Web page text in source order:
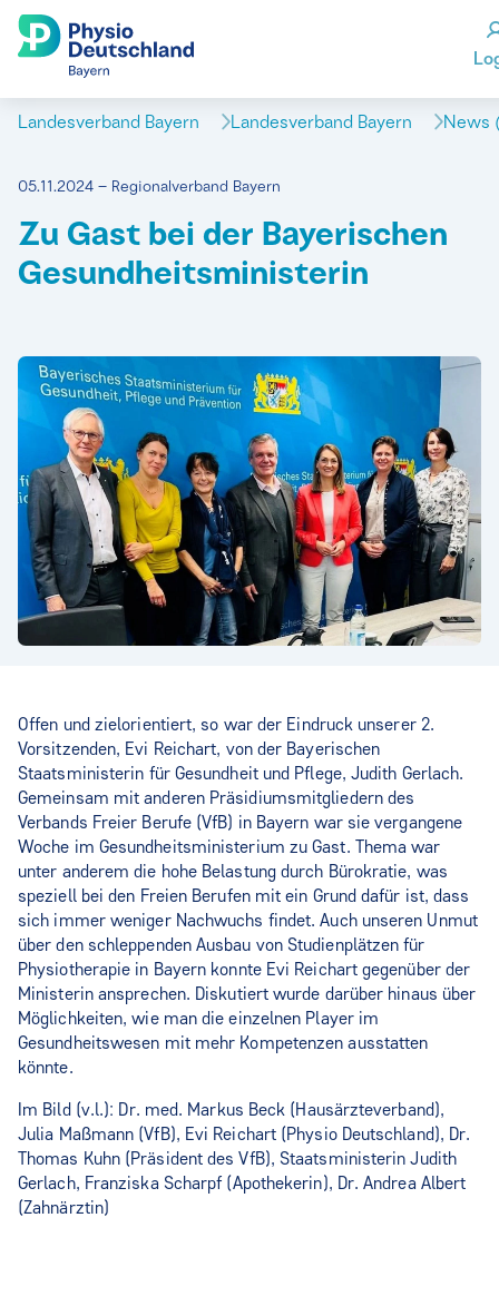
Landesverband Bayern Landesverband Bayern News
05.11.2024 – Regionalverband Bayern
Zu Gast bei der Bayerischen
Gesundheitsministerin
Offen und zielorientiert, so war der Eindruck unserer 2.
Vorsitzenden, Evi Reichart, von der Bayerischen
Staatsministerin für Gesundheit und Pflege, Judith Gerlach.
Gemeinsam mit anderen Präsidiumsmitgliedern des
Verbands Freier Berufe (VfB) in Bayern war sie vergangene
Woche im Gesundheitsministerium zu Gast. Thema war
unter anderem die hohe Belastung durch Bürokratie, was
speziell bei den Freien Berufen mit ein Grund dafür ist, dass
sich immer weniger Nachwuchs findet. Auch unseren Unmut
über den schleppenden Ausbau von Studienplätzen für
Physiotherapie in Bayern konnte Evi Reichart gegenüber der
Ministerin ansprechen. Diskutiert wurde darüber hinaus über
Möglichkeiten, wie man die einzelnen Player im
Gesundheitswesen mit mehr Kompetenzen ausstatten
könnte.
Im Bild (v.l.): Dr. med. Markus Beck (Hausärzteverband),
Julia Maßmann (VfB), Evi Reichart (Physio Deutschland), Dr.
Thomas Kuhn (Präsident des VfB), Staatsministerin Judith
Gerlach, Franziska Scharpf (Apothekerin), Dr. Andrea Albert
(Zahnärztin)